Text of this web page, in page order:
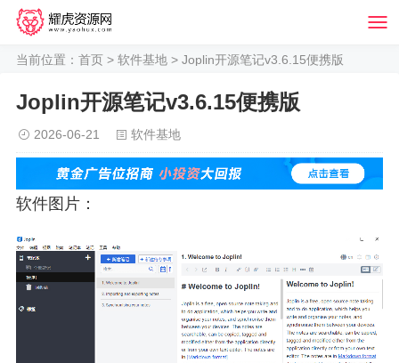
当前位置： 首页 > 软件基地 > Joplin开源笔记v3.6.15便携版
Joplin开源笔记v3.6.15便携版
2026-06-21 软件基地
软件图片：